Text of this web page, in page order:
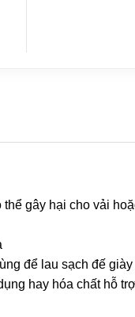
gây hại cho vải
để lau sạch đế giày
hay hóa chất hỗ